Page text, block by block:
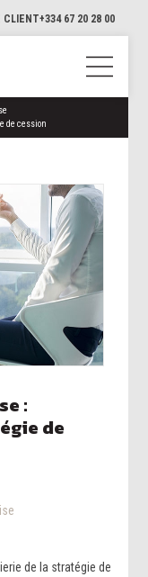
CLIENT+334 67 20 28 00
de cession
:
de
de la stratégie de